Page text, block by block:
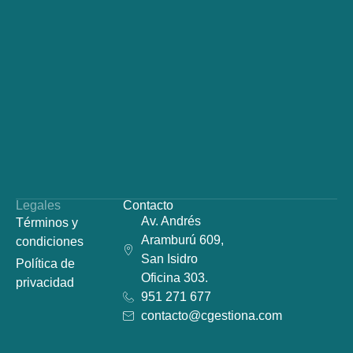
Legales
Términos y
condiciones
Política de
privacidad
Contacto
Av. Andrés
Aramburú 609,
San Isidro
Oficina 303.
951 271 677
contacto@cgestiona.com